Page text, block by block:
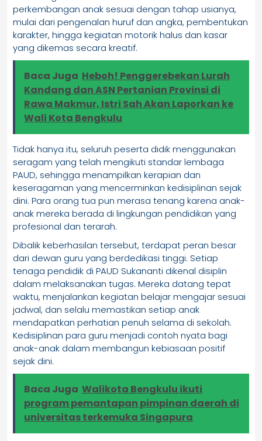
perkembangan anak sesuai dengan tahap usianya,
mulai dari pengenalan huruf dan angka, pembentukan
karakter, hingga kegiatan motorik halus dan kasar
yang dikemas secara kreatif.
Baca Juga Heboh! Penggerebekan Lurah
Kandang dan ASN Pertanian Provinsi di
Rawa Makmur, Istri Sah Akan Laporkan ke
Wali Kota Bengkulu
Tidak hanya itu, seluruh peserta didik menggunakan
seragam yang telah mengikuti standar lembaga
PAUD, sehingga menampilkan kerapian dan
keseragaman yang mencerminkan kedisiplinan sejak
dini. Para orang tua pun merasa tenang karena anak-
anak mereka berada di lingkungan pendidikan yang
profesional dan terarah.
Dibalik keberhasilan tersebut, terdapat peran besar
dari dewan guru yang berdedikasi tinggi. Setiap
tenaga pendidik di PAUD Sukananti dikenal disiplin
dalam melaksanakan tugas. Mereka datang tepat
waktu, menjalankan kegiatan belajar mengajar sesuai
jadwal, dan selalu memastikan setiap anak
mendapatkan perhatian penuh selama di sekolah.
Kedisiplinan para guru menjadi contoh nyata bagi
anak-anak dalam membangun kebiasaan positif
sejak dini.
Baca Juga Walikota Bengkulu ikuti
program pemantapan pimpinan daerah di
universitas terkemuka Singapura